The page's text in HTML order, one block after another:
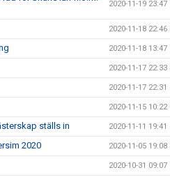
2020-11-19 23:47
2020-11-18 22:46
2020-11-18 13:47
2020-11-17 22:33
2020-11-17 22:31
2020-11-15 10:22
ställs in 2020-11-11 19:41
2020 2020-11-05 19:08
2020-10-31 09:07